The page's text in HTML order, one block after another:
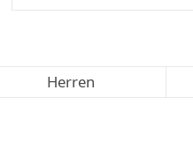
Herren